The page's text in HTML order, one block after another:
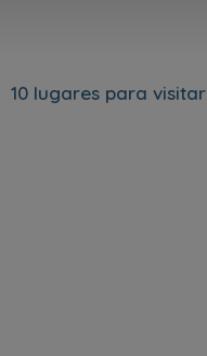
10 lugares para